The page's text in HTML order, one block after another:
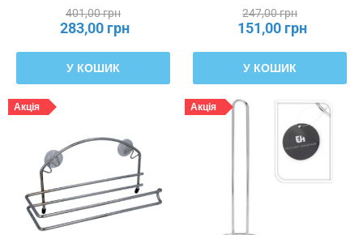
401,00 грн
283,00 грн
У КОШИК
247,00 грн
151,00 грн
У КОШИК
Акція Акція